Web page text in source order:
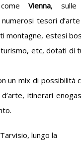
Vienna, sulle
tesori
montagne, estesi
etc, dotati
un mix di
itinerari
lungo la